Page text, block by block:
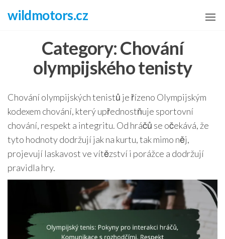
wildmotors.cz
Category:Chování
olympijského tenisty
Chování olympijských tenistů je řízeno Olympijským
kodexem chování, který upřednostňuje sportovní
chování, respekt a integritu. Od hráčů se očekává, že
tyto hodnoty dodržují jak na kurtu, tak mimo něj,
projevují laskavost ve vítězství i porážce a dodržují
pravidla hry.